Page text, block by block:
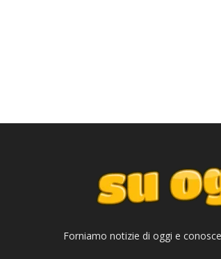
Forniamo notizie di oggi e